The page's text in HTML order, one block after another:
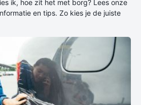
ik, hoe zit het met borg? Lees onze
en tips. Zo kies je de juiste